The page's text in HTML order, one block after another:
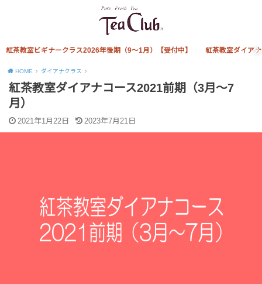
紅茶教室ビギナークラス2026年後期（9～1月）【受付中】 紅茶教室ダイア
HOME ダイアナクラス
紅茶教室ダイアナコース2021前期（3月～7
月）
2021年1月22日 2023年7月21日